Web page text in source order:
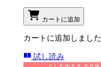
カートに追加
カートに追加しました
試し読み